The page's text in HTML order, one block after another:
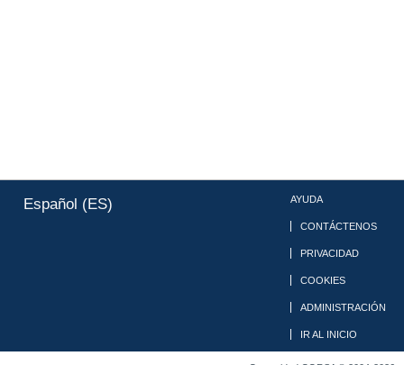
Español (ES) AYUDA
CONTÁCTENOS
PRIVACIDAD
COOKIES
ADMINISTRACIÓN
IR AL INICIO